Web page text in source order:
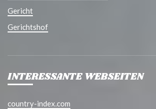
Gericht
Gerichtshof
INTERESSANTE WEBSEITEN
country-index.com